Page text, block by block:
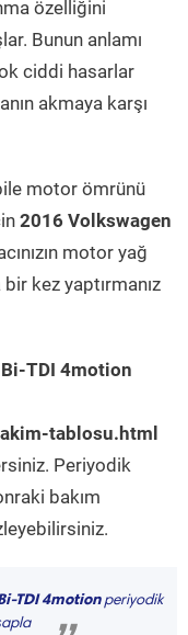
özelliğini
Bunun anlamı
ciddi hasarlar
akmaya karşı
motor ömrünü
2016 Volkswagen
motor yağ
kez yaptırmanız
TDI 4motion
tablosu.html
Periyodik
bakım
TDI 4motionperiyodik